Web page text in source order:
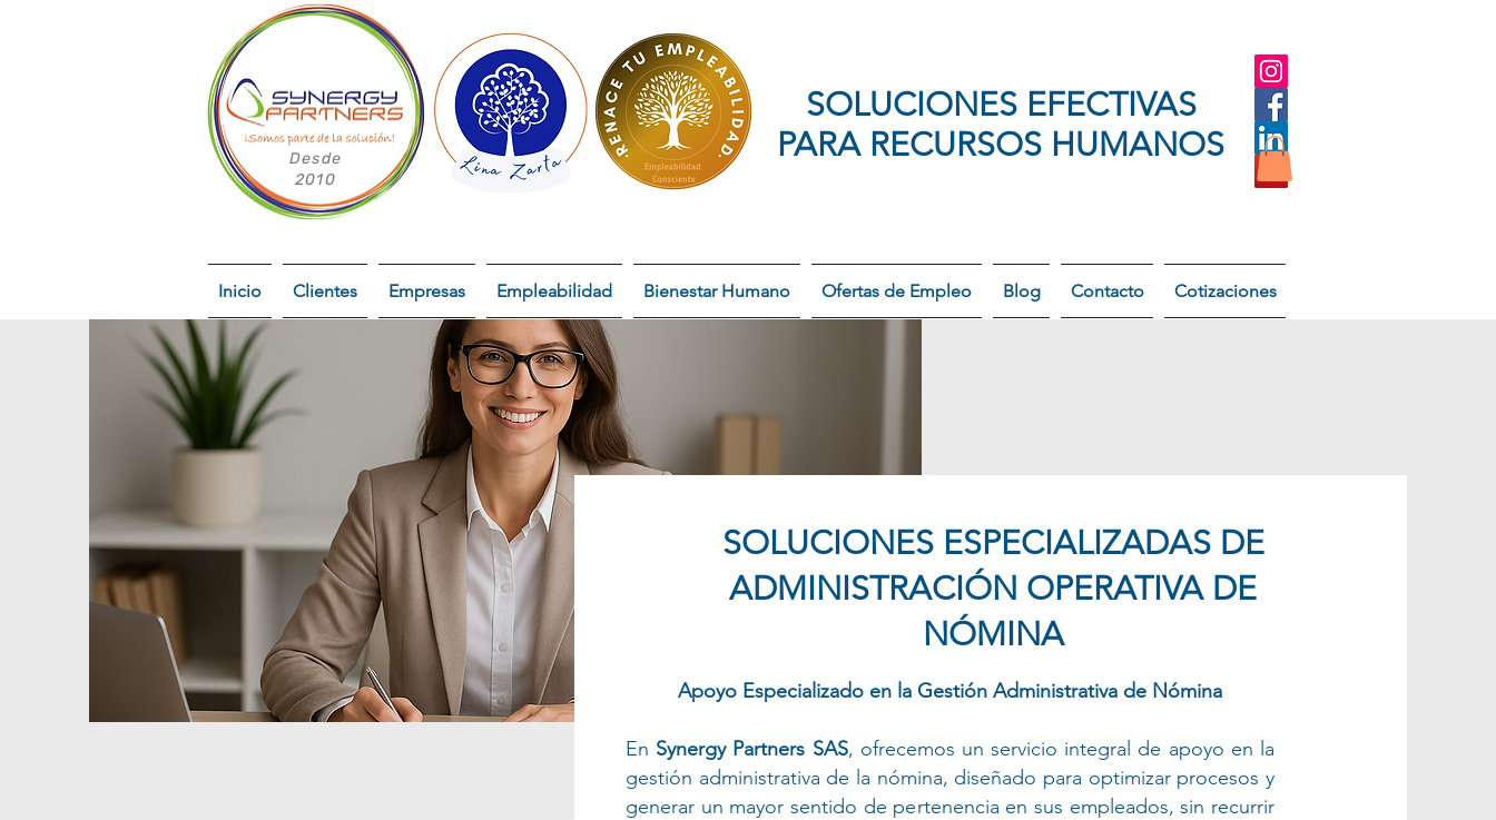
Desde
2010
SOLUCIONES EFECTIVAS
PARA RECURSOS HUMANOS
Inicio Clientes Empresas Empleabilidad Bienestar Humano Ofertas de Empleo Blog Contacto Cotizaciones
SOLUCIONES ESPECIALIZADAS DE
ADMINISTRACIÓN OPERATIVA DE
NÓMINA
Apoyo Especializado en la Gestión Administrativa de Nómina
En Synergy Partners SAS, ofrecemos un servicio integral de apoyo en la
gestión administrativa de la nómina, diseñado para optimizar procesos y
generar un mayor sentido de pertenencia en sus empleados, sin recurrir